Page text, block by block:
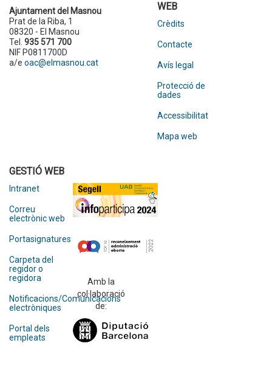
Ajuntament del Masnou
Prat de la Riba, 1
08320 - El Masnou
Tel. 935 571 700
NIF P0811700D
a/e oac@elmasnou.cat
WEB
Crèdits
Contacte
Avís legal
Protecció de
dades
Accessibilitat
Mapa web
GESTIÓ WEB
Intranet
Correu
electrònic web
Portasignatures
Carpeta del
regidor o
regidora
Notificacions/Comunicacions
electròniques
Portal dels
empleats
Amb la
col·laboració
de: